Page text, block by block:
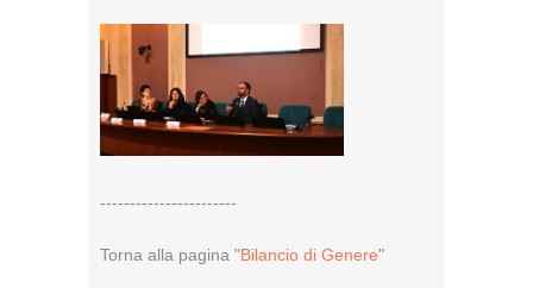
-----------------------
Torna alla pagina "Bilancio di Genere"